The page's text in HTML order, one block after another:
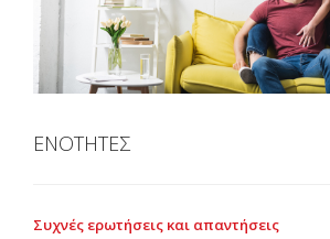
ΕΝΟΤΗΤΕΣ
Συχνές ερωτήσεις και απαντήσεις